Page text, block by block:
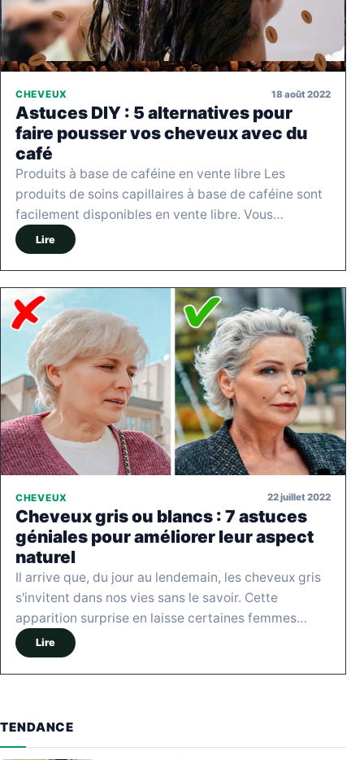
CHEVEUX 18 août 2022
Astuces DIY : 5 alternatives pour
faire pousser vos cheveux avec du
café
Produits à base de caféine en vente libre Les
produits de soins capillaires à base de caféine sont
facilement disponibles en vente libre. Vous…
Lire
CHEVEUX 22 juillet 2022
Cheveux gris ou blancs : 7 astuces
géniales pour améliorer leur aspect
naturel
Il arrive que, du jour au lendemain, les cheveux gris
s'invitent dans nos vies sans le savoir. Cette
apparition surprise en laisse certaines femmes…
Lire
TENDANCE